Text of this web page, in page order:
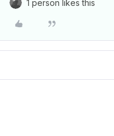
1 person likes this